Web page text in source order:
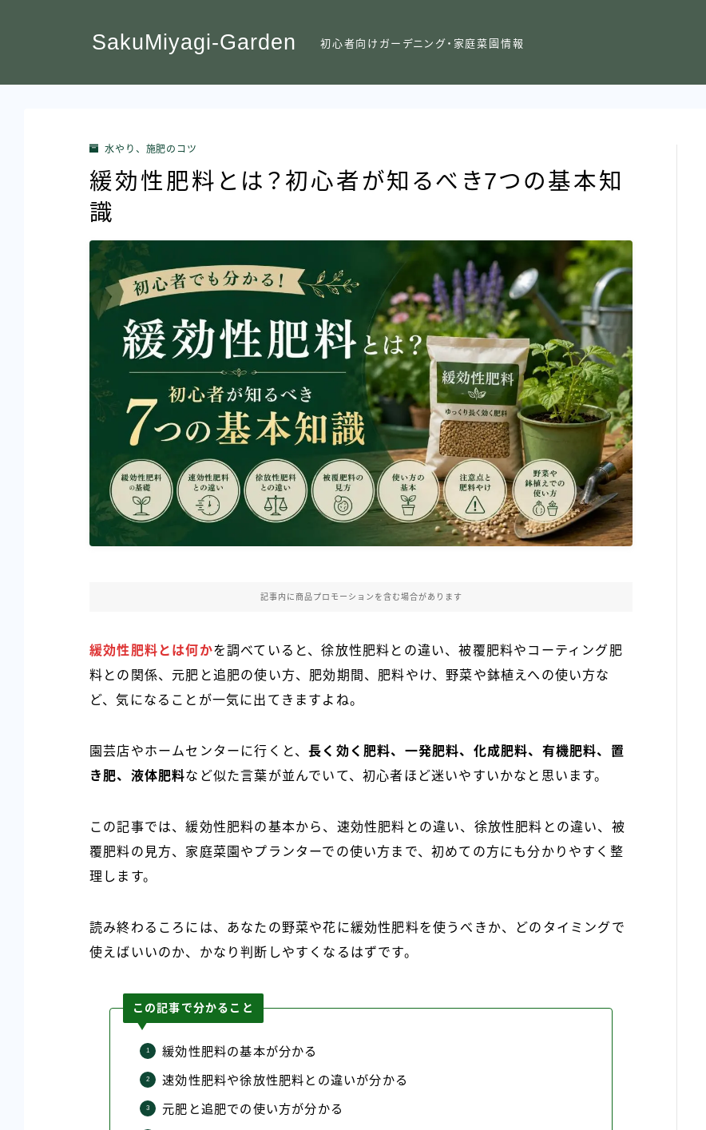
SakuMiyagi-Garden 初心者向けガーデニング・家庭菜園情報
水やり、施肥のコツ
緩効性肥料とは？初心者が知るべき7つの基本知
識
記事内に商品プロモーションを含む場合があります
緩効性肥料とは何かを調べていると、徐放性肥料との違い、被覆肥料やコーティング肥
料との関係、元肥と追肥の使い方、肥効期間、肥料やけ、野菜や鉢植えへの使い方な
ど、気になることが一気に出てきますよね。
園芸店やホームセンターに行くと、長く効く肥料、一発肥料、化成肥料、有機肥料、置
き肥、液体肥料など似た言葉が並んでいて、初心者ほど迷いやすいかなと思います。
この記事では、緩効性肥料の基本から、速効性肥料との違い、徐放性肥料との違い、被
覆肥料の見方、家庭菜園やプランターでの使い方まで、初めての方にも分かりやすく整
理します。
読み終わるころには、あなたの野菜や花に緩効性肥料を使うべきか、どのタイミングで
使えばいいのか、かなり判断しやすくなるはずです。
この記事で分かること
緩効性肥料の基本が分かる
速効性肥料や徐放性肥料との違いが分かる
元肥と追肥での使い方が分かる